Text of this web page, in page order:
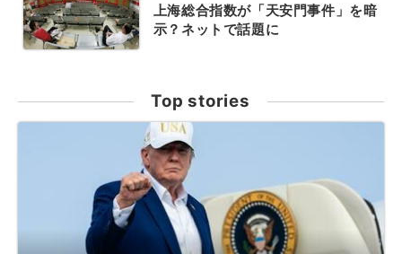
上海総合指数が「天安門事件」を暗
示？ネットで話題に
Top stories